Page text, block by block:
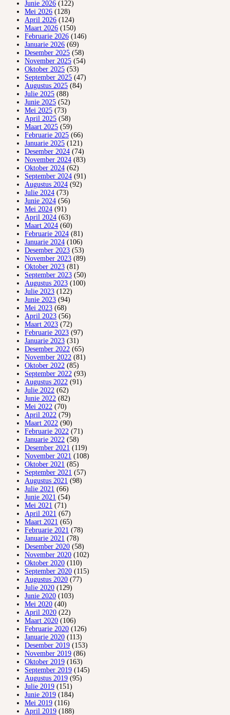
Junie 2026 (122)
Mei 2026 (128)
April 2026 (124)
Maart 2026 (150)
Februarie 2026 (146)
Januarie 2026 (69)
Desember 2025 (58)
November 2025 (54)
Oktober 2025 (53)
September 2025 (47)
Augustus 2025 (84)
Julie 2025 (88)
Junie 2025 (52)
Mei 2025 (73)
April 2025 (58)
Maart 2025 (59)
Februarie 2025 (66)
Januarie 2025 (121)
Desember 2024 (74)
November 2024 (83)
Oktober 2024 (62)
September 2024 (91)
Augustus 2024 (92)
Julie 2024 (73)
Junie 2024 (56)
Mei 2024 (91)
April 2024 (63)
Maart 2024 (60)
Februarie 2024 (81)
Januarie 2024 (106)
Desember 2023 (53)
November 2023 (89)
Oktober 2023 (81)
September 2023 (50)
Augustus 2023 (100)
Julie 2023 (122)
Junie 2023 (94)
Mei 2023 (68)
April 2023 (56)
Maart 2023 (72)
Februarie 2023 (97)
Januarie 2023 (31)
Desember 2022 (65)
November 2022 (81)
Oktober 2022 (85)
September 2022 (93)
Augustus 2022 (91)
Julie 2022 (62)
Junie 2022 (82)
Mei 2022 (70)
April 2022 (79)
Maart 2022 (90)
Februarie 2022 (71)
Januarie 2022 (58)
Desember 2021 (119)
November 2021 (108)
Oktober 2021 (85)
September 2021 (57)
Augustus 2021 (98)
Julie 2021 (66)
Junie 2021 (54)
Mei 2021 (71)
April 2021 (67)
Maart 2021 (65)
Februarie 2021 (78)
Januarie 2021 (78)
Desember 2020 (58)
November 2020 (102)
Oktober 2020 (110)
September 2020 (115)
Augustus 2020 (77)
Julie 2020 (129)
Junie 2020 (103)
Mei 2020 (40)
April 2020 (22)
Maart 2020 (106)
Februarie 2020 (126)
Januarie 2020 (113)
Desember 2019 (153)
November 2019 (86)
Oktober 2019 (163)
September 2019 (145)
Augustus 2019 (95)
Julie 2019 (151)
Junie 2019 (184)
Mei 2019 (116)
April 2019 (188)